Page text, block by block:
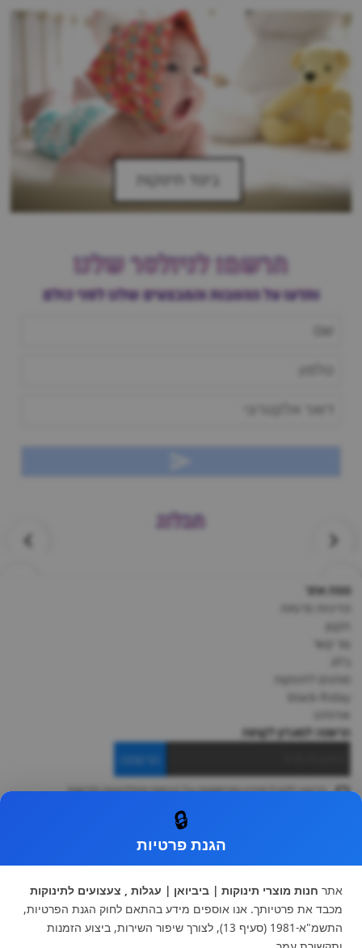
ביגוד תינוקות
הרשמו לניולטר שלנו
ותדעו על ההטבות והמבצעים שלנו לפני כולם
הבלוג
מפת אתר
צור קשר
מותגים לתינוקות
black-friday
אודותינו
הרשמה למועדון לקוחות
הרשמה
ברצוני לקבל מידע ופרסומות על הנחות וקולקציות חדשות
עגלות וטיולונים
כיסא בטיחות ואביזרים
ריהוט לתינוקות
מצעים למיטת תינוק וטקסטיל
צעצועי ילדים
על גלגלים
הנקה והאכלה
🔒
הגנת פרטיות
אתר חנות מוצרי תינוקות | ביביואן | עגלות , צעצועים לתינוקות
מכבד את פרטיותך. אנו אוספים מידע בהתאם לחוק הגנת הפרטיות,
התשמ"א-1981 (סעיף 13), לצורך שיפור השירות, ביצוע הזמנות